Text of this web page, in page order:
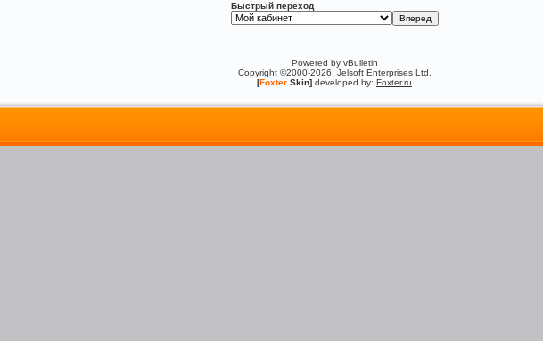
Быстрый переход
Powered by vBulletin
Copyright ©2000-2026, Jelsoft Enterprises Ltd
[Foxter Skin] developed by: Foxter.ru